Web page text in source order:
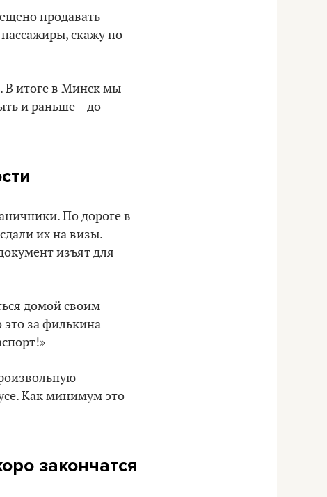
продавать
пассажиры, скажу по
В итоге в Минск мы
и раньше – до
По дороге в
их на визы.
изъят для
домой своим
это за филькина
Как минимум это
закончатся